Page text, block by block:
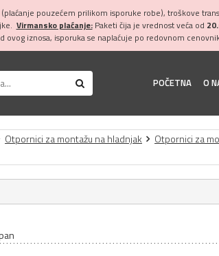
(plaćanje pouzećem prilikom isporuke robe), troškove
Virmansko plaćanje:Paketi čija je vrednost veća od
ovog iznosa, isporuka se naplaćuje po redovnom
POČETNA O
Otpornici za montažu na hladnjak
Otpornici za